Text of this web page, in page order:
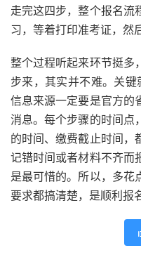
走完这四步，整个报名流
习，等着打印准考证，然
整个过程听起来环节挺多
步来，其实并不难。关键
信息来源一定要是官方的
消息。每个步骤的时间点
的时间、缴费截止时间，
记错时间或者材料不齐而
是最可惜的。所以，多花
要求都搞清楚，是顺利报